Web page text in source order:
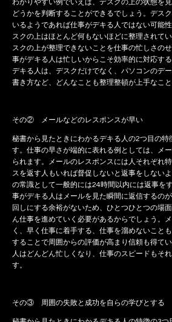
わかりやすい例でいえば、デスクの上の状態を
どうかを判断することができるでしょう。デス
いるようであれば仕事がデキる人ではない可能
スクの上はほとんど何もないほどに整理されて
スクの上が整理できないことを仕事の忙しさの
事がデキる人は忙しいからこそ効率的に対応す
デキる人は、デスクだけでなく、パソコンのデ
書き方など、どんなことも整理整頓が上手なこと
その② メールなどのレスポンスが早い
秘書から見たときにわかるデキる人の2つ目の特
す。仕事の早さが端的に表れる例としては、メ
られます。メールのレスポンスには人それぞれ
スを返す人もいれば督促しないと返事をしない
の常識として一般的には24時間以内には返事を
事がデキる人はメールを見た瞬間に返信するの
回しにする余裕がないため、ひとつひとつの場
ん仕事を進めていく必要があるからでしょう。
く、早く仕事に着手する、仕事を溜めないこと
することで周囲からの評価が高まり信頼も得て
人はどんどん忙しくなり、仕事のスピードもそ
す。
その③ 周囲の失敗と成功を自らの学びとする